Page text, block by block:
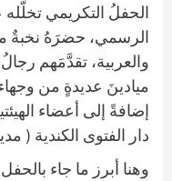
الحفلُ التكريمي
الرسمي، حضرَهُ نخبةٌ من
والعربية، تقدَّمَهم
ميادينَ عديدةٍ من
إضافةً إلى أعضاء
دار الفتوى الكندية (
وهنا أبرز ما جاء